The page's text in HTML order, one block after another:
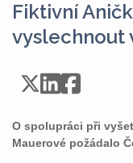
Fiktivní
vyslechnout
O spolupráci při
Mauerové požádalo